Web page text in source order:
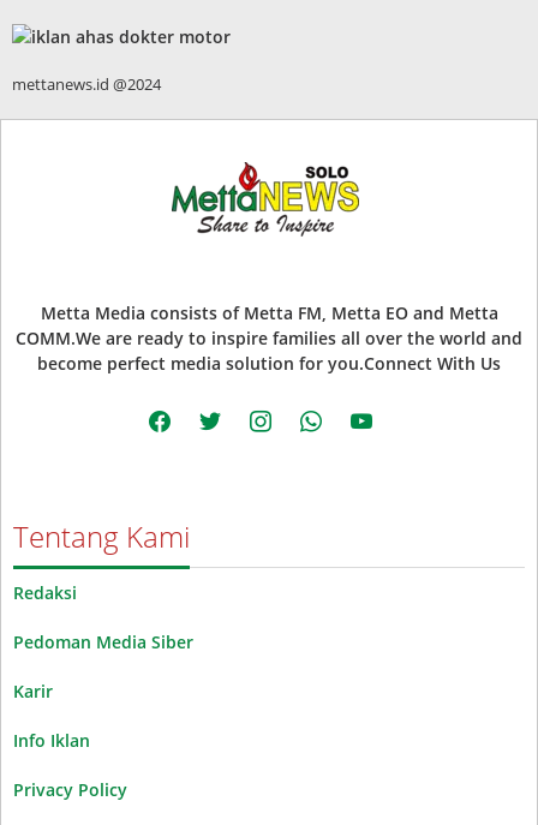
mettanews.id @2024
Metta Media consists of Metta FM, Metta EO and Metta
COMM.We are ready to inspire families all over the world and
become perfect media solution for you.Connect With Us
facebooktwitter instagramwhatsappyoutube
Tentang Kami
Redaksi
Pedoman Media Siber
Karir
Info Iklan
Privacy Policy